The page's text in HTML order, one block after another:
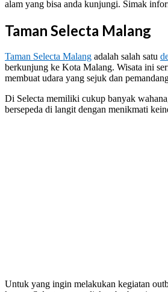
alam yang bisa anda kunjungi. Simak
Taman Selecta Malang
Taman Selecta Malang adalah salah satu
berkunjung ke Kota Malang. Wisata ini
membuat udara yang sejuk dan
Di Selecta memiliki cukup banyak
bersepeda di langit dengan menikmati
Untuk yang ingin melakukan kegiatan